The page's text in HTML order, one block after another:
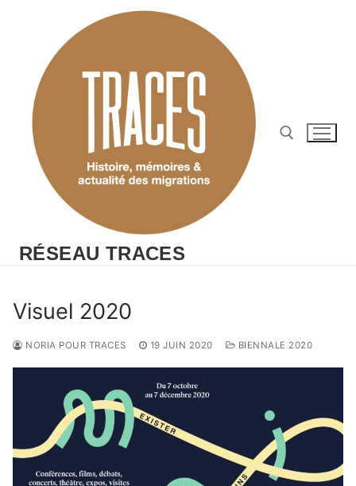
RÉSEAU TRACES
Visuel 2020
NORIA POUR TRACES 19 JUIN 2020 BIENNALE 2020